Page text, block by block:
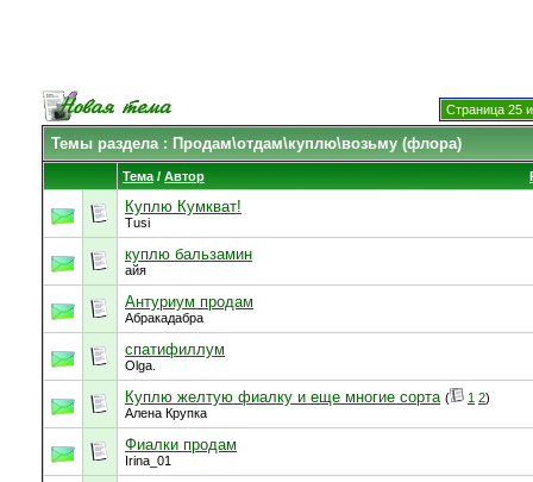
Страница 25
Темы раздела: Продам\отдам\куплю\возьму (флора)
Тема / Автор
Куплю Кумкват!
Tusi
куплю бальзамин
айя
Антуриум продам
Абракадабра
спатифиллум
Olga.
Куплю желтую фиалку и еще многие сорта ( 1 2)
Алена Крупка
Фиалки продам
Irina_01